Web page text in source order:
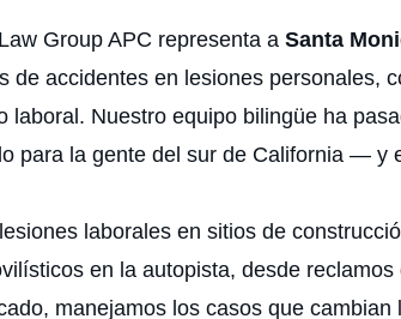
Group APC representa a Santa
de accidentes en lesiones personales,
laboral. Nuestro equipo bilingüe ha
para la gente del sur de California — y
laborales en sitios de
en la autopista, desde
manejamos los casos que cambian